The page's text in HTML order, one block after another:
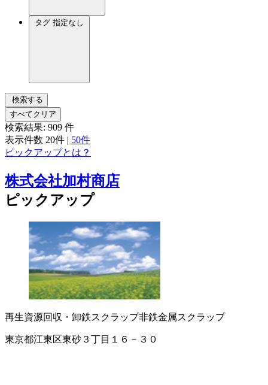
タグ 指定なし
検索する
すべてクリア
検索結果: 909 件
表示件数 20件 | 50件
ピックアップとは？
株式会社加村商店
ピックアップ
再生資源回収・卸鉄スクラップ非鉄金属スクラップ
東京都江東区東砂３丁目１６－３０